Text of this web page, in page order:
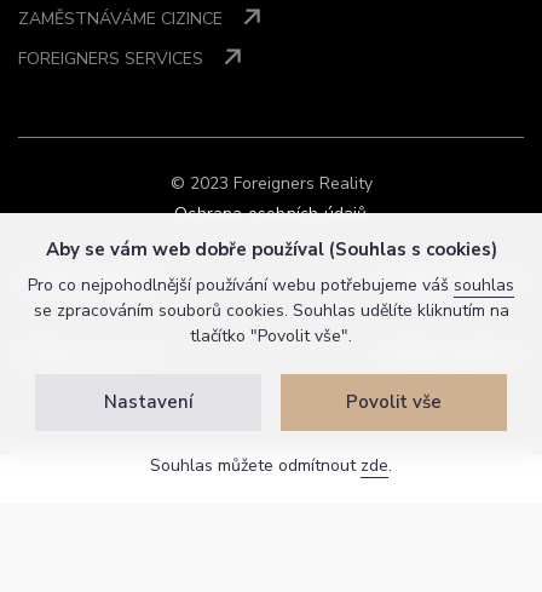
ZAMĚSTNÁVÁME CIZINCE
FOREIGNERS SERVICES
© 2023 Foreigners Reality
Ochrana osobních údajů
Aby se vám web dobře používal (Souhlas s cookies)
Pro co nejpohodlnější používání webu potřebujeme váš souhlas
se zpracováním souborů cookies. Souhlas udělíte kliknutím na
tlačítko "Povolit vše".
Povolit vše
Nastavení
Souhlas můžete odmítnout zde.